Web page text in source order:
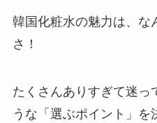
韓国化粧水の魅力は、な
さ！
たくさんありすぎて迷っ
うな「選ぶポイント」を